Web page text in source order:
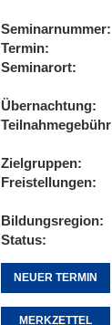
Seminarnummer
Termin
Seminarort
Übernachtung
Teilnahmegebühr
Zielgruppen
Freistellungen
Bildungsregion
Status
NEUER TERMIN
MERKZETTEL